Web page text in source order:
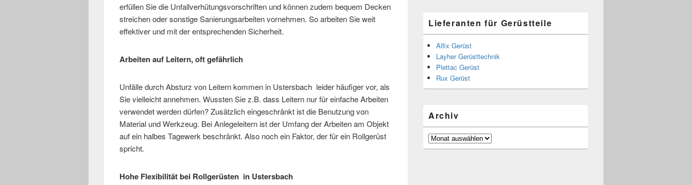
erfüllen Sie die Unfallverhütungsvorschriften und können zudem bequem Decken
streichen oder sonstige Sanierungsarbeiten vornehmen. So arbeiten Sie weit
effektiver und mit der entsprechenden Sicherheit.
Arbeiten auf Leitern, oft gefährlich
Unfälle durch Absturz von Leitern kommen in Ustersbach leider häufiger vor, als
Sie vielleicht annehmen. Wussten Sie z.B. dass Leitern nur für einfache Arbeiten
verwendet werden dürfen? Zusätzlich eingeschränkt ist die Benutzung von
Material und Werkzeug. Bei Anlegeleitern ist der Umfang der Arbeiten am Objekt
auf ein halbes Tagewerk beschränkt. Also noch ein Faktor, der für ein Rollgerüst
spricht.
Hohe Flexibilität bei Rollgerüsten in Ustersbach
Lieferanten für Gerüstteile
Alfix Gerüst
Layher Gerüsttechnik
Plettac Gerüst
Rux Gerüst
Archiv
Archiv